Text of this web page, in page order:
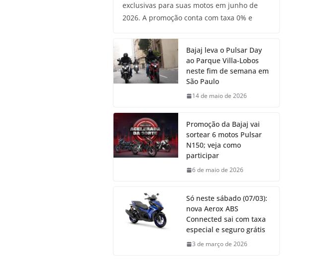
exclusivas para suas motos em junho de
2026. A promoção conta com taxa 0% e
Bajaj leva o Pulsar Day
ao Parque Villa-Lobos
neste fim de semana em
São Paulo
14 de maio de 2026
Promoção da Bajaj vai
sortear 6 motos Pulsar
N150; veja como
participar
6 de maio de 2026
Só neste sábado (07/03):
nova Aerox ABS
Connected sai com taxa
especial e seguro grátis
3 de março de 2026